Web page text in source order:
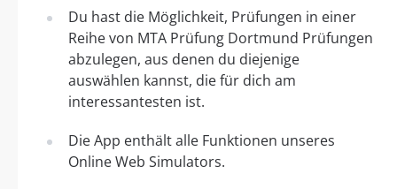
Du hast die Möglichkeit, Prüfungen in einer
Reihe von MTA Prüfung Dortmund Prüfungen
abzulegen, aus denen du diejenige
auswählen kannst, die für dich am
interessantesten ist.
Die App enthält alle Funktionen unseres
Online Web Simulators.